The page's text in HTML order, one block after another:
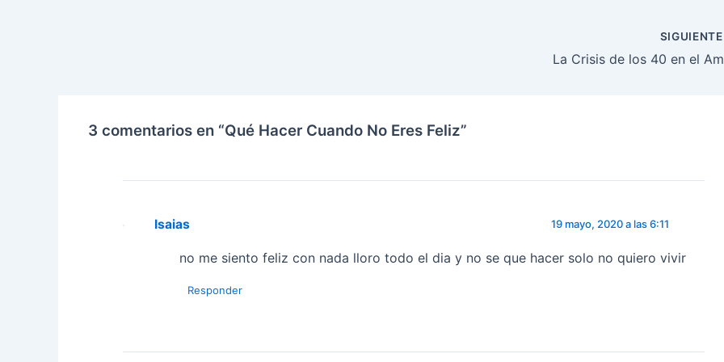
SIGUIENTE
La Crisis de los 40 en el
3 comentarios en “Qué Hacer Cuando No Eres Feliz”
Isaias 19 mayo, 2020 a las 6:11
no me siento feliz con nada lloro todo el dia y no se que hacer solo no quiero vivir
Responder